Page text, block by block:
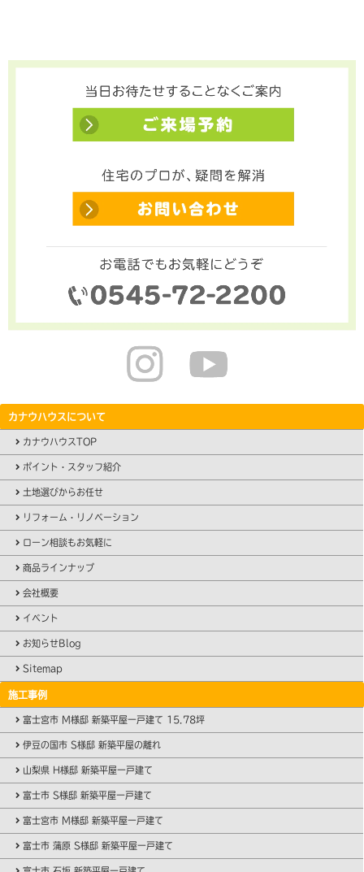
カナウハウスについて
カナウハウスTOP
ポイント・スタッフ紹介
土地選びからお任せ
リフォーム・リノベーション
ローン相談もお気軽に
商品ラインナップ
会社概要
イベント
お知らせBlog
Sitemap
施工事例
富士宮市 M様邸 新築平屋一戸建て 15.78坪
伊豆の国市 S様邸 新築平屋の離れ
山梨県 H様邸 新築平屋一戸建て
富士市 S様邸 新築平屋一戸建て
富士宮市 M様邸 新築平屋一戸建て
富士市 蒲原 S様邸 新築平屋一戸建て